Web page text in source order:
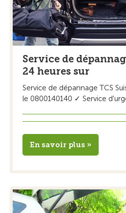
Service de
24 heures sur
Service de dépannage TCS
le 0800140140 ✓ Service
En savoir plus »